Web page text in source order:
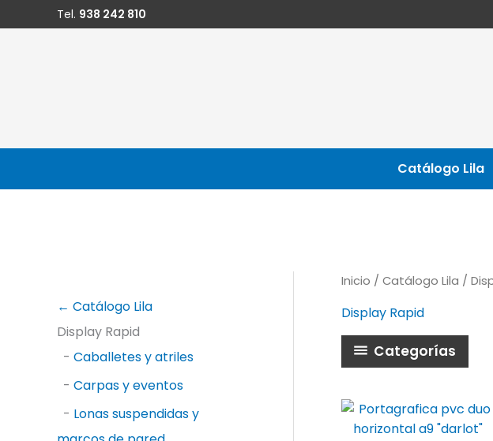
al
Tel. 938 242 810
Catálogo Lila
← Catálogo Lila
Display Rapid
- Caballetes y atriles
- Carpas y eventos
- Lonas suspendidas y
Inicio / Catálogo Lila /
Display Rapid
Categorías